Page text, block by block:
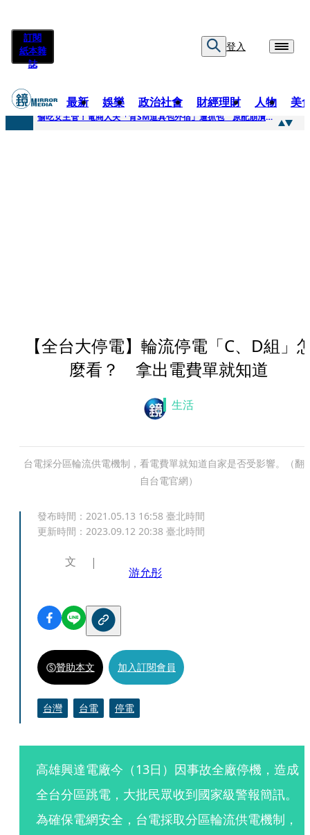
訂閱
紙本雜
誌
登入
最新 娛樂 政治社會 財經理財 人物 美
快訊
偷吃女主管！電商人夫「背SM道具包外宿」遭抓包 原配崩潰求償100萬：從未用過此類
【全台大停電】輪流停電「C、D組」
麼看？ 拿出電費單就知道
生活
台電採分區輪流供電機制，看電費單就知道自家是否受影響。（翻
自台電官網）
發布時間： 2021.05.13 16:58 臺北時間
更新時間： 2023.09.12 20:38 臺北時間
文
游允彤
贊助本文 加入訂閱會員
台灣 台電 停電
高雄興達電廠今（13日）因事故全廠停機，造成
全台分區跳電，大批民眾收到國家級警報簡訊。
為確保電網安全，台電採取分區輪流供電機制，